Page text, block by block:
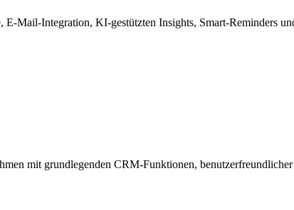
Mail-Integration, KI-gestützten Insights, Smart-Reminders
mit grundlegenden CRM-Funktionen,